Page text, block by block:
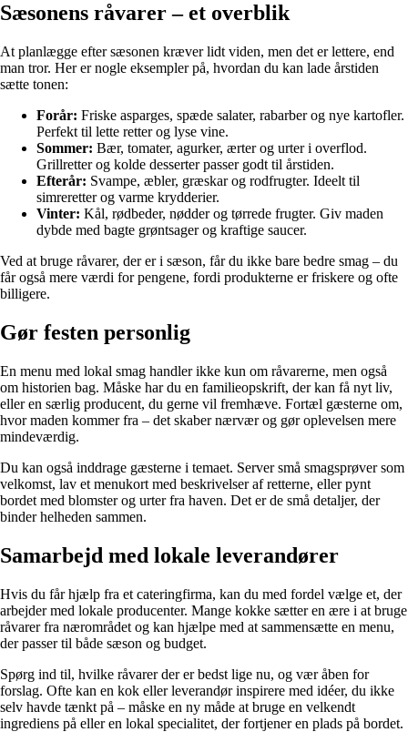
Sæsonens råvarer – et overblik
At planlægge efter sæsonen kræver lidt viden, men det er lettere, end
man tror. Her er nogle eksempler på, hvordan du kan lade årstiden
sætte tonen:
Forår: Friske asparges, spæde salater, rabarber og nye kartofler.
Perfekt til lette retter og lyse vine.
Sommer: Bær, tomater, agurker, ærter og urter i overflod.
Grillretter og kolde desserter passer godt til årstiden.
Efterår: Svampe, æbler, græskar og rodfrugter. Ideelt til
simreretter og varme krydderier.
Vinter: Kål, rødbeder, nødder og tørrede frugter. Giv maden
dybde med bagte grøntsager og kraftige saucer.
Ved at bruge råvarer, der er i sæson, får du ikke bare bedre smag – du
får også mere værdi for pengene, fordi produkterne er friskere og ofte
billigere.
Gør festen personlig
En menu med lokal smag handler ikke kun om råvarerne, men også
om historien bag. Måske har du en familieopskrift, der kan få nyt liv,
eller en særlig producent, du gerne vil fremhæve. Fortæl gæsterne om,
hvor maden kommer fra – det skaber nærvær og gør oplevelsen mere
mindeværdig.
Du kan også inddrage gæsterne i temaet. Server små smagsprøver som
velkomst, lav et menukort med beskrivelser af retterne, eller pynt
bordet med blomster og urter fra haven. Det er de små detaljer, der
binder helheden sammen.
Samarbejd med lokale leverandører
Hvis du får hjælp fra et cateringfirma, kan du med fordel vælge et, der
arbejder med lokale producenter. Mange kokke sætter en ære i at bruge
råvarer fra nærområdet og kan hjælpe med at sammensætte en menu,
der passer til både sæson og budget.
Spørg ind til, hvilke råvarer der er bedst lige nu, og vær åben for
forslag. Ofte kan en kok eller leverandør inspirere med idéer, du ikke
selv havde tænkt på – måske en ny måde at bruge en velkendt
ingrediens på eller en lokal specialitet, der fortjener en plads på bordet.